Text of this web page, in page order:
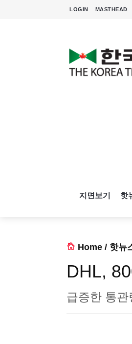
LOGIN MASTHEAD
지면보기 핫
Home / 핫뉴
DHL,
급증한 통관